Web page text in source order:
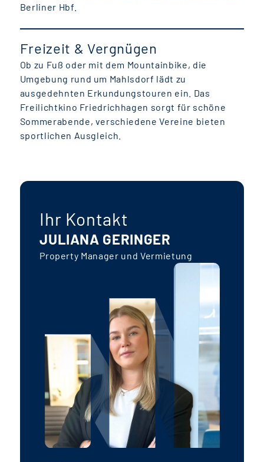
Berliner Hbf.
Freizeit & Vergnügen
Ob zu Fuß oder mit dem Mountainbike, die
Umgebung rund um Mahlsdorf lädt zu
ausgedehnten Erkundungstouren ein. Das
Freilichtkino Friedrichhagen sorgt für schöne
Sommerabende, verschiedene Vereine bieten
sportlichen Ausgleich.
Ihr Kontakt
JULIANA GERINGER
Property Manager und Vermietung